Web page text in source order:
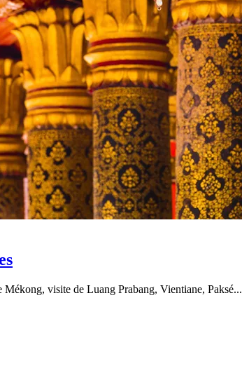
visite de Luang Prabang, Vientiane, Paksé...